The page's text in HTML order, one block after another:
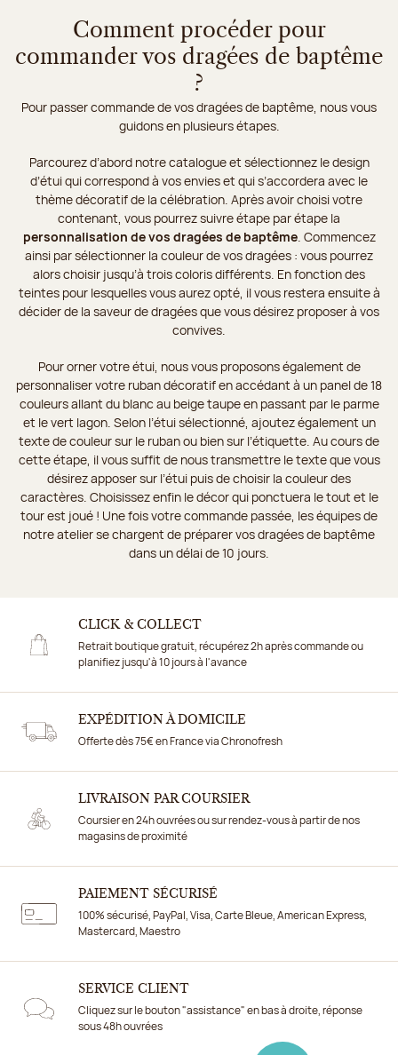
Comment procéder pour
commander vos dragées de baptême
?
Pour passer commande de vos dragées de baptême, nous vous
guidons en plusieurs étapes.
Parcourez d’abord notre catalogue et sélectionnez le design
d’étui qui correspond à vos envies et qui s’accordera avec le
thème décoratif de la célébration. Après avoir choisi votre
contenant, vous pourrez suivre étape par étape la
personnalisation de vos dragées de baptême. Commencez
ainsi par sélectionner la couleur de vos dragées : vous pourrez
alors choisir jusqu’à trois coloris différents. En fonction des
teintes pour lesquelles vous aurez opté, il vous restera ensuite à
décider de la saveur de dragées que vous désirez proposer à vos
convives.
Pour orner votre étui, nous vous proposons également de
personnaliser votre ruban décoratif en accédant à un panel de 18
couleurs allant du blanc au beige taupe en passant par le parme
et le vert lagon. Selon l’étui sélectionné, ajoutez également un
texte de couleur sur le ruban ou bien sur l’étiquette. Au cours de
cette étape, il vous suffit de nous transmettre le texte que vous
désirez apposer sur l’étui puis de choisir la couleur des
caractères. Choisissez enfin le décor qui ponctuera le tout et le
tour est joué ! Une fois votre commande passée, les équipes de
notre atelier se chargent de préparer vos dragées de baptême
dans un délai de 10 jours.
CLICK & COLLECT
Retrait boutique gratuit, récupérez 2h après commande ou
planifiez jusqu'à 10 jours à l'avance
EXPÉDITION À DOMICILE
Offerte dès 75€ en France via Chronofresh
LIVRAISON PAR COURSIER
Coursier en 24h ouvrées ou sur rendez-vous à partir de nos
magasins de proximité
PAIEMENT SÉCURISÉ
100% sécurisé, PayPal, Visa, Carte Bleue, American Express,
Mastercard, Maestro
SERVICE CLIENT
Cliquez sur le bouton "assistance" en bas à droite, réponse
sous 48h ouvrées